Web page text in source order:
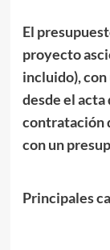
El
proyecto
incluido), con
desde el acta
contratación
con un
Principales